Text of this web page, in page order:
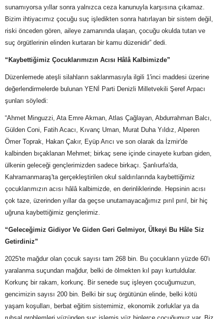
sunamıyorsa yıllar sonra yalnızca ceza kanunuyla karşısına çıkamaz.
Bizim ihtiyacımız çocuğu suç işledikten sonra hatırlayan bir sistem değil,
riski önceden gören, aileye zamanında ulaşan, çocuğu okulda tutan ve
suç örgütlerinin elinden kurtaran bir kamu düzenidir” dedi.
“Kaybettiğimiz Çocuklarımızın Acısı Hâlâ Kalbimizde”
Düzenlemede ateşli silahların saklanmasıyla ilgili 1'inci maddesi üzerine
değerlendirmelerde bulunan YENİ Parti Denizli Milletvekili Şeref Arpacı
şunları söyledi:
“Ahmet Minguzzi, Ata Emre Akman, Atlas Çağlayan, Abdurrahman Balcı,
Gülden Coni, Fatih Acacı, Kıvanç Uman, Murat Duha Yıldız, Alperen
Ömer Toprak, Hakan Çakır, Eyüp Arıcı ve son olarak da İzmir'de
kalbinden bıçaklanan Mehmet; birkaç sene içinde cinayete kurban giden,
ülkenin geleceği gençlerimizden sadece birkaçı. Şanlıurfa'da,
Kahramanmaraş'ta gerçekleştirilen okul saldırılarında kaybettiğimiz
çocuklarımızın acısı hâlâ kalbimizde, en derinliklerinde. Hepsinin acısı
çok taze, üzerinden yıllar da geçse unutamayacağımız pırıl pırıl, bir hiç
uğruna kaybettiğimiz gençlerimiz.
“Geleceğimiz Gidiyor Ve Giden Geri Gelmiyor, Ülkeyi Bu Hâle Siz
Getirdiniz”
2025'te mağdur olan çocuk sayısı tam 268 bin. Bu çocukların yüzde 60'ı
yaralanma suçundan mağdur, belki de ölmekten kıl payı kurtuldular.
Korkunç bir rakam, korkunç. Bir senede suç işleyen çocuğumuzun,
gencimizin sayısı 200 bin. Belki bir suç örgütünün elinde, belki kötü
yaşam koşulları, berbat eğitim sistemimiz, ekonomik zorluklar ya da